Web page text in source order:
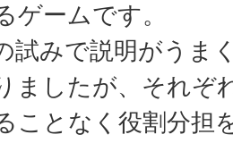
ゲームです。
試みで説明がうま
ましたが、それぞ
ことなく役割分担